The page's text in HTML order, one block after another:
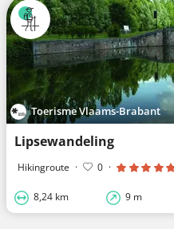
Toerisme Vlaams-Brabant
Lipsewandeling
Hikingroute · 0 ·
8,24 km 9 m